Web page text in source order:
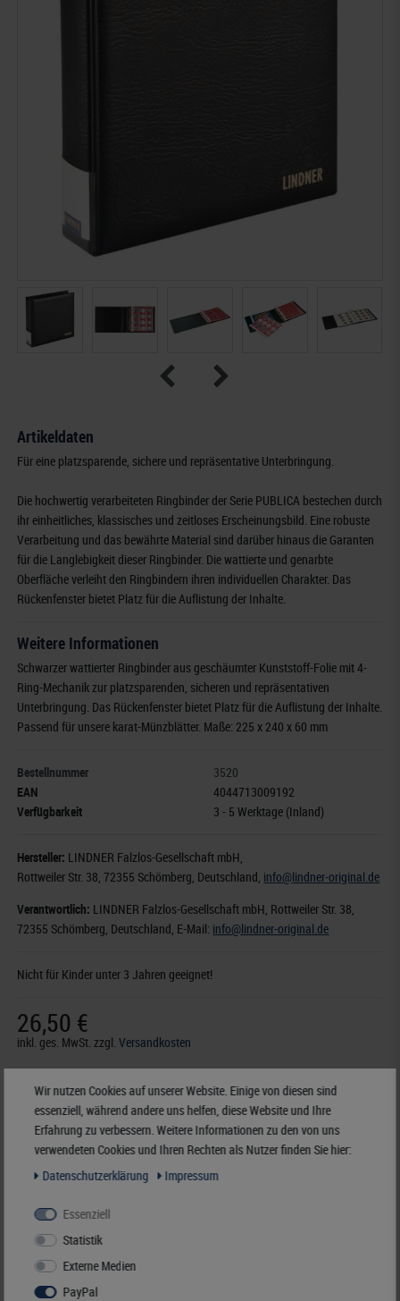
Artikeldaten
Für eine platzsparende, sichere und repräsentative Unterbringung.
Die hochwertig verarbeiteten Ringbinder der Serie PUBLICA bestechen durch
ihr einheitliches, klassisches und zeitloses Erscheinungsbild. Eine robuste
Verarbeitung und das bewährte Material sind darüber hinaus die Garanten
für die Langlebigkeit dieser Ringbinder. Die wattierte und genarbte
Oberfläche verleiht den Ringbindern ihren individuellen Charakter. Das
Rückenfenster bietet Platz für die Auflistung der Inhalte.
Weitere Informationen
Schwarzer wattierter Ringbinder aus geschäumter Kunststoff-Folie mit 4-
Ring-Mechanik zur platzsparenden, sicheren und repräsentativen
Unterbringung. Das Rückenfenster bietet Platz für die Auflistung der Inhalte.
Passend für unsere karat-Münzblätter. Maße: 225 x 240 x 60 mm
Bestellnummer
3520
EAN
4044713009192
Verfügbarkeit
3 - 5 Werktage (Inland)
Hersteller: LINDNER Falzlos-Gesellschaft mbH,
Rottweiler Str. 38, 72355 Schömberg, Deutschland, info@lindner-original.de
Verantwortlich: LINDNER Falzlos-Gesellschaft mbH, Rottweiler Str. 38,
72355 Schömberg, Deutschland, E-Mail: info@lindner-original.de
Nicht für Kinder unter 3 Jahren geeignet!
26,50 €
inkl. ges. MwSt.zzgl.Versandkosten
Merken
Zubehör
Wir nutzen Cookies auf unserer Website. Einige von diesen sind
essenziell, während andere uns helfen, diese Website und Ihre
Erfahrung zu verbessern. Weitere Informationen zu den von uns
verwendeten Cookies und Ihren Rechten als Nutzer finden Sie hier:
Daten­schutz­erklärung
Impressum
Essenziell
Statistik
Externe Medien
PayPal